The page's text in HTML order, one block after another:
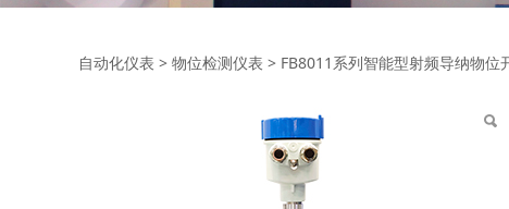
FB8011系列智能型
自动化仪表 > 物位检测仪表 > FB8011系列智能型射频导纳物位